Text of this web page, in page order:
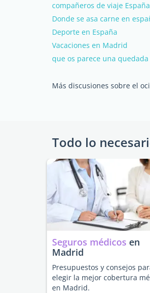
compañeros de viaje
Donde se asa carne en
Deporte en España
Vacaciones en Madrid
que os parece una quedada
Más discusiones sobre el
Todo lo
Seguros médicos en
Madrid
Presupuestos y consejos
elegir la mejor cobertura
en Madrid.